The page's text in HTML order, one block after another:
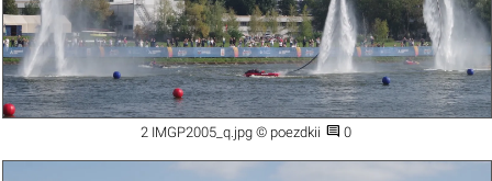
2 IMGP2005_q.jpg © poezdkii  0